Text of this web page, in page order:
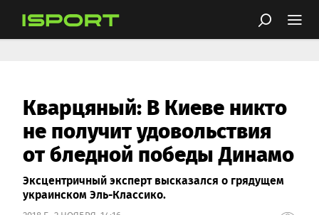
Кварцяный: В Киеве никто
не получит удовольствия
от бледной победы Динамо
Эксцентричный эксперт высказался о грядущем
украинском Эль-Классико.